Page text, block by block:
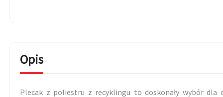
Opis
Plecak z poliestru z recyklingu to doskonały wybór dla